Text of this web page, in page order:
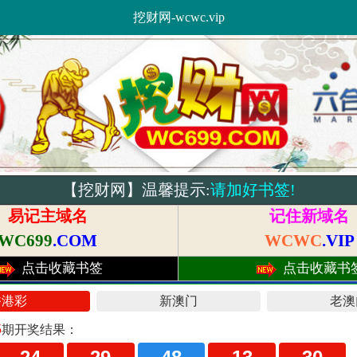
挖财网-wcwc.vip
【挖财网】温馨提示:请加好书签!
易记主域名
.COM
记住新域名
WCWC.VIP
点击收藏书签 点击收藏书